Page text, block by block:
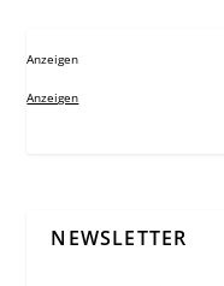
Anzeigen
Anzeigen
NEWSLETTER